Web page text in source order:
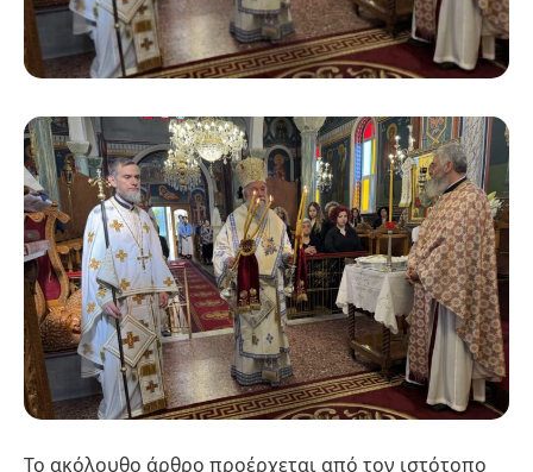
Το ακόλουθο άρθρο προέρχεται από τον ιστότοπο